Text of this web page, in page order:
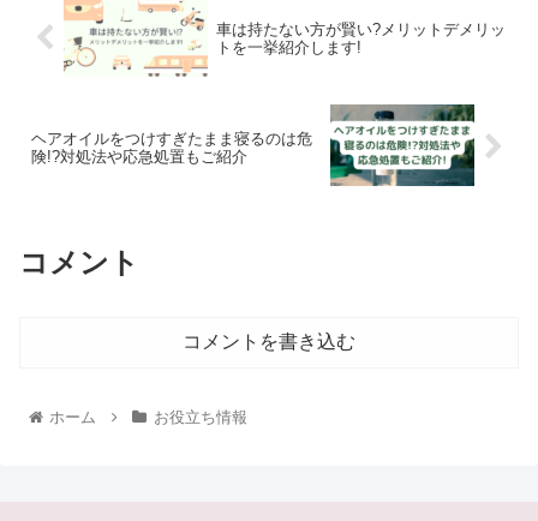
車は持たない方が賢い?メリットデメリッ
トを一挙紹介します!
ヘアオイルをつけすぎたまま寝るのは危
険!?対処法や応急処置もご紹介
コメント
コメントを書き込む
ホーム お役立ち情報